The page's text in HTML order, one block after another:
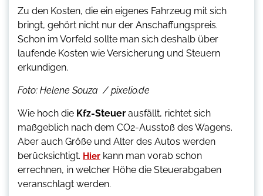
Zu den Kosten, die ein eigenes Fahrzeug mit sich
bringt, gehört nicht nur der Anschaffungspreis.
Schon im Vorfeld sollte man sich deshalb über
laufende Kosten wie Versicherung und Steuern
erkundigen.
Foto: Helene Souza / pixelio.de
Wie hoch die Kfz-Steuer ausfällt, richtet sich
maßgeblich nach dem CO2-Ausstoß des Wagens.
Aber auch Größe und Alter des Autos werden
berücksichtigt. Hier kann man vorab schon
errechnen, in welcher Höhe die Steuerabgaben
veranschlagt werden.